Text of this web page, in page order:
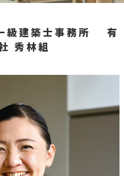
建築士事務所 有
秀林組